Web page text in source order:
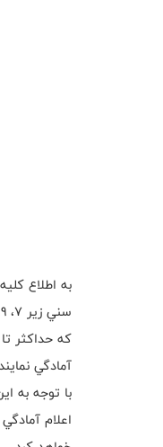
آمادگي
با توجه به
اعلام